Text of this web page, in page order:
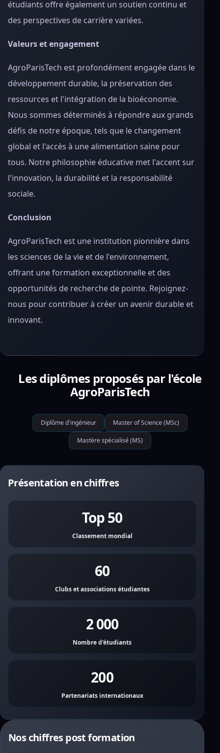
étudiants offre également un soutien continu et
des perspectives de carrière variées.
Valeurs et engagement
AgroParisTech est profondément engagée dans le
développement durable, la préservation des
ressources et l'intégration de la bioéconomie.
Nous sommes déterminés à répondre aux grands
défis de notre époque, tels que le changement
global et l'accès à une alimentation saine pour
tous. Notre philosophie éducative met l'accent sur
l'innovation, la durabilité et la responsabilité
sociale.
Conclusion
AgroParisTech est une institution pionnière dans
les sciences de la vie et de l'environnement,
offrant une formation exceptionnelle et des
opportunités de recherche de pointe. Rejoignez-
nous pour contribuer à créer un avenir durable et
innovant.
Les diplômes proposés par l'école
AgroParisTech
Diplôme d'ingénieur Master of Science (MSc)
Mastère spécialisé (MS)
Présentation en chiffres
Top 50
Classement mondial
60
Clubs et associations étudiantes
2 000
Nombre d'étudiants
200
Partenariats internationaux
Nos chiffres post formation